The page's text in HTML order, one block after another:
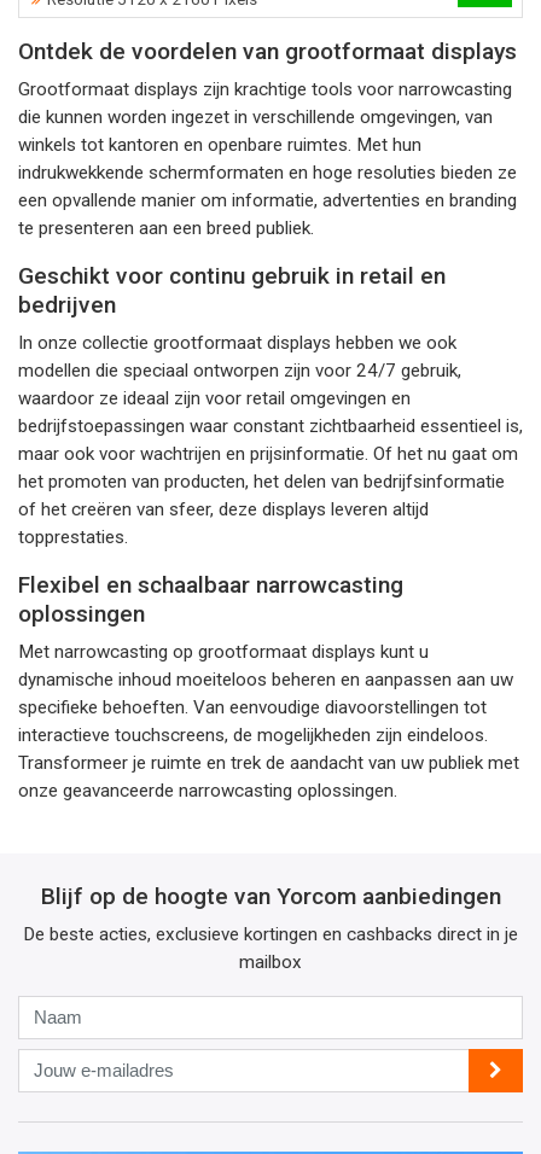
Ontdek de voordelen van grootformaat displays
Grootformaat displays zijn krachtige tools voor narrowcasting
die kunnen worden ingezet in verschillende omgevingen, van
winkels tot kantoren en openbare ruimtes. Met hun
indrukwekkende schermformaten en hoge resoluties bieden ze
een opvallende manier om informatie, advertenties en branding
te presenteren aan een breed publiek.
Geschikt voor continu gebruik in retail en
bedrijven
In onze collectie grootformaat displays hebben we ook
modellen die speciaal ontworpen zijn voor 24/7 gebruik,
waardoor ze ideaal zijn voor retail omgevingen en
bedrijfstoepassingen waar constant zichtbaarheid essentieel is,
maar ook voor wachtrijen en prijsinformatie. Of het nu gaat om
het promoten van producten, het delen van bedrijfsinformatie
of het creëren van sfeer, deze displays leveren altijd
topprestaties.
Flexibel en schaalbaar narrowcasting
oplossingen
Met narrowcasting op grootformaat displays kunt u
dynamische inhoud moeiteloos beheren en aanpassen aan uw
specifieke behoeften. Van eenvoudige diavoorstellingen tot
interactieve touchscreens, de mogelijkheden zijn eindeloos.
Transformeer je ruimte en trek de aandacht van uw publiek met
onze geavanceerde narrowcasting oplossingen.
Blijf op de hoogte van Yorcom aanbiedingen
De beste acties, exclusieve kortingen en cashbacks direct in je
mailbox
Jouw
e-
mailadres